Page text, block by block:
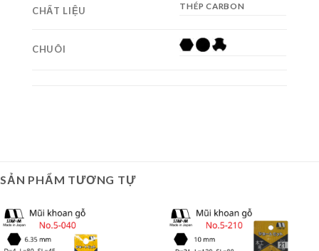
CHẤT LIỆU THÉP CARBON
CHUÔI
SẢN PHẨM TƯƠNG TỰ